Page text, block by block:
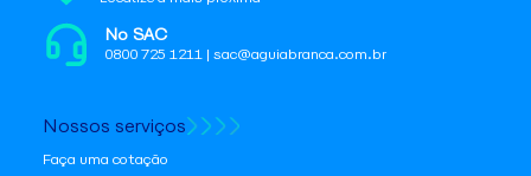
No SAC
0800 725 1211 | sac@aguiabranca.com.br
Nossos serviços
Faça uma cotação